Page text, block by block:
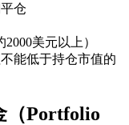
仓
美元以上）
能低于持仓市值的
（Portfolio